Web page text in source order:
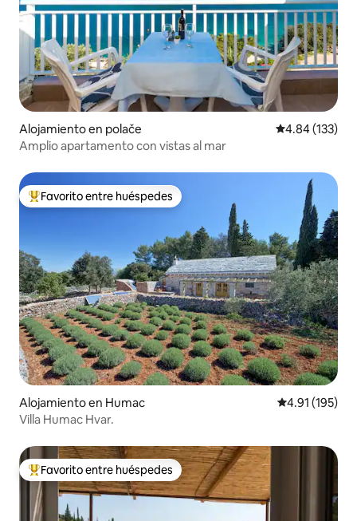
Alojamiento en polače Calificación
4.84 (133)
Amplio apartamento con vistas al mar
Favorito entre huéspedes preferido
Favorito entre huéspedes
Alojamiento en Humac Calificación
4.91 (195)
Villa Humac Hvar.
Favorito entre huéspedes preferido
Favorito entre huéspedes